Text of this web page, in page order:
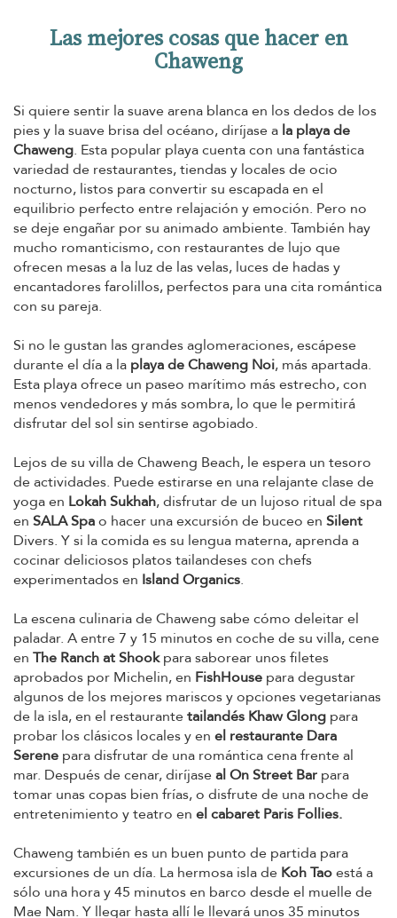
Las mejores cosas que hacer en
Chaweng
Si quiere sentir la suave arena blanca en los dedos de los
pies y la suave brisa del océano, diríjase a la playa de
Chaweng. Esta popular playa cuenta con una fantástica
variedad de restaurantes, tiendas y locales de ocio
nocturno, listos para convertir su escapada en el
equilibrio perfecto entre relajación y emoción. Pero no
se deje engañar por su animado ambiente. También hay
mucho romanticismo, con restaurantes de lujo que
ofrecen mesas a la luz de las velas, luces de hadas y
encantadores farolillos, perfectos para una cita romántica
con su pareja.
Si no le gustan las grandes aglomeraciones, escápese
durante el día a la playa de Chaweng Noi, más apartada.
Esta playa ofrece un paseo marítimo más estrecho, con
menos vendedores y más sombra, lo que le permitirá
disfrutar del sol sin sentirse agobiado.
Lejos de su villa de Chaweng Beach, le espera un tesoro
de actividades. Puede estirarse en una relajante clase de
yoga en Lokah Sukhah, disfrutar de un lujoso ritual de spa
en SALA Spao hacer una excursión de buceo en Silent
Divers. Y si la comida es su lengua materna, aprenda a
cocinar deliciosos platos tailandeses con chefs
experimentados en Island Organics.
La escena culinaria de Chaweng sabe cómo deleitar el
paladar. A entre 7 y 15 minutos en coche de su villa, cene
en The Ranch at Shookpara saborear unos filetes
aprobados por Michelin, en FishHouse para degustar
algunos de los mejores mariscos y opciones vegetarianas
de la isla, en el restaurantetailandés Khaw Glong para
probar los clásicos locales y en el restaurante Dara
Serene para disfrutar de una romántica cena frente al
mar. Después de cenar, diríjaseal On Street Bar para
tomar unas copas bien frías, o disfrute de una noche de
entretenimiento y teatro en el cabaret Paris Follies.
Chaweng también es un buen punto de partida para
excursiones de un día. La hermosa isla de Koh Taoestá a
sólo una hora y 45 minutos en barco desde el muelle de
Mae Nam. Y llegar hasta allí le llevará unos 35 minutos